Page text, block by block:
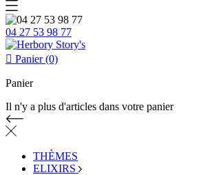
04 27 53 98 77
 Panier (0)
Panier
Il n'y a plus d'articles dans votre panier
THÈMES
ELIXIRS